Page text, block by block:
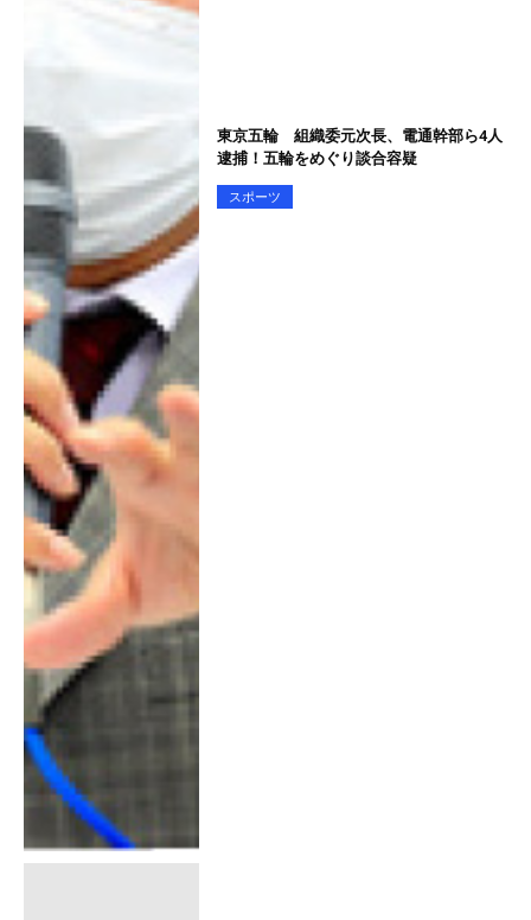
東京五輪 組織委元次長、電通幹部ら4人
逮捕！五輪をめぐり談合容疑
スポーツ